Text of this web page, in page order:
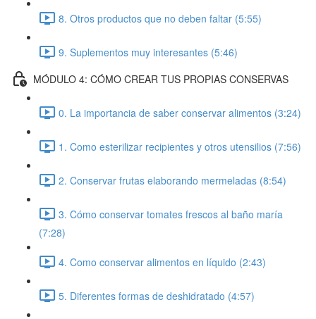
8. Otros productos que no deben faltar (5:55)
9. Suplementos muy interesantes (5:46)
MÓDULO 4: CÓMO CREAR TUS PROPIAS CONSERVAS
0. La importancia de saber conservar alimentos (3:24)
1. Como esterilizar recipientes y otros utensilios (7:56)
2. Conservar frutas elaborando mermeladas (8:54)
3. Cómo conservar tomates frescos al baño maría
(7:28)
4. Como conservar alimentos en líquido (2:43)
5. Diferentes formas de deshidratado (4:57)